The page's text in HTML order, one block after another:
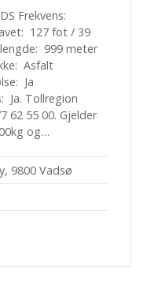
Frekvens:
127 fot / 39
999 meter
Asfalt
Ja
Ja. Tollregion
62 55 00. Gjelder
og…
9800 Vadsø